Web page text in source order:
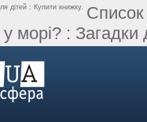
дітей : Купити книжку.
морі? : Загадки